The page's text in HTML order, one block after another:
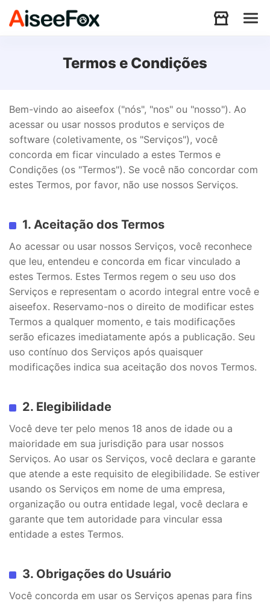
Download
Recursos
Suporte
Store
Termos e Condições
Bem-vindo ao aiseefox ("nós", "nos" ou "nosso"). Ao
acessar ou usar nossos produtos e serviços de
software (coletivamente, os "Serviços"), você
concorda em ficar vinculado a estes Termos e
Condições (os "Termos"). Se você não concordar com
estes Termos, por favor, não use nossos Serviços.
1. Aceitação dos Termos
Ao acessar ou usar nossos Serviços, você reconhece
que leu, entendeu e concorda em ficar vinculado a
estes Termos. Estes Termos regem o seu uso dos
Serviços e representam o acordo integral entre você e
aiseefox. Reservamo-nos o direito de modificar estes
Termos a qualquer momento, e tais modificações
serão eficazes imediatamente após a publicação. Seu
uso contínuo dos Serviços após quaisquer
modificações indica sua aceitação dos novos Termos.
2. Elegibilidade
Você deve ter pelo menos 18 anos de idade ou a
maioridade em sua jurisdição para usar nossos
Serviços. Ao usar os Serviços, você declara e garante
que atende a este requisito de elegibilidade. Se estiver
usando os Serviços em nome de uma empresa,
organização ou outra entidade legal, você declara e
garante que tem autoridade para vincular essa
entidade a estes Termos.
3. Obrigações do Usuário
Você concorda em usar os Serviços apenas para fins